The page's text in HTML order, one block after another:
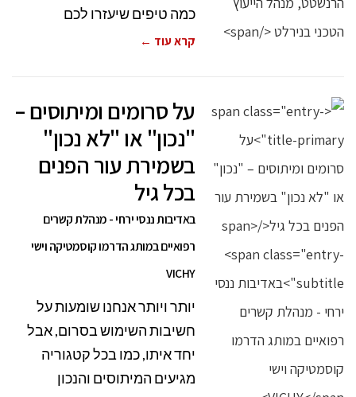
כמה טיפים שיעזרו לכם
קרא עוד ←
על סרומים ומיתוסים –
"נכון" או "לא נכון"
בשמירת עור הפנים
בכל גיל
באדיבות ננסי ירחי - מנהלת קשרים
רפואיים במותג הדרמו קוסמטיקה וישי
VICHY
יותר ויותר אנחנו שומעות על
חשיבות השימוש בסרום, אבל
יחד איתו, כמו בכל קטגוריה
מגיעים המיתוסים והנכון